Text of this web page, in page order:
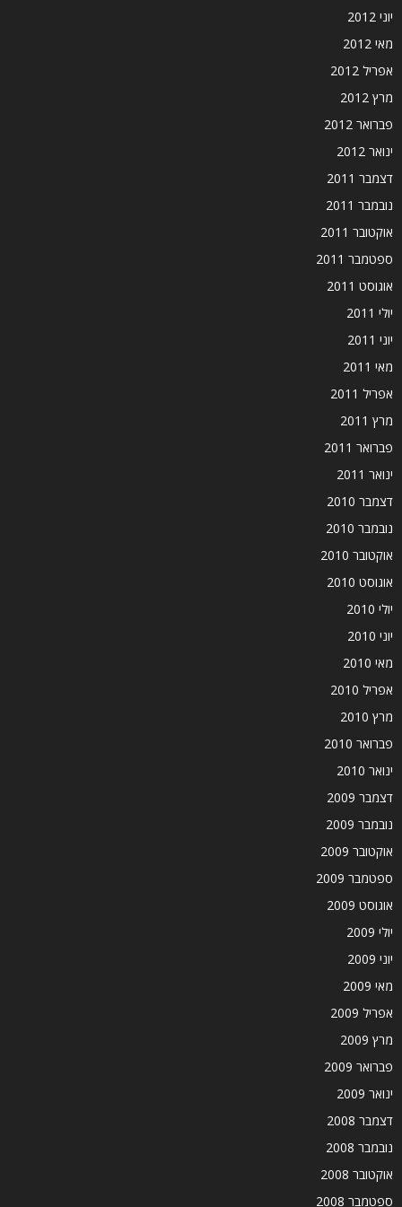
יוני 2012
מאי 2012
אפריל 2012
מרץ 2012
פברואר 2012
ינואר 2012
דצמבר 2011
נובמבר 2011
אוקטובר 2011
ספטמבר 2011
אוגוסט 2011
יולי 2011
יוני 2011
מאי 2011
אפריל 2011
מרץ 2011
פברואר 2011
ינואר 2011
דצמבר 2010
נובמבר 2010
אוקטובר 2010
אוגוסט 2010
יולי 2010
יוני 2010
מאי 2010
אפריל 2010
מרץ 2010
פברואר 2010
ינואר 2010
דצמבר 2009
נובמבר 2009
אוקטובר 2009
ספטמבר 2009
אוגוסט 2009
יולי 2009
יוני 2009
מאי 2009
אפריל 2009
מרץ 2009
פברואר 2009
ינואר 2009
דצמבר 2008
נובמבר 2008
אוקטובר 2008
ספטמבר 2008